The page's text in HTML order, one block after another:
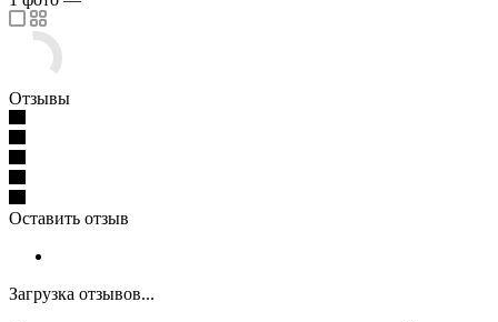
Отзывы
Оставить отзыв
Загрузка отзывов...